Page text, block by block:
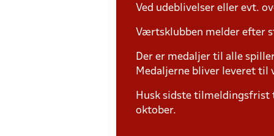
Ved udeblivelser eller evt.
Værtsklubben melder efter
Der er medaljer til alle
Medaljerne bliver leveret
Husk sidste tilmeldingsfrist
oktober.